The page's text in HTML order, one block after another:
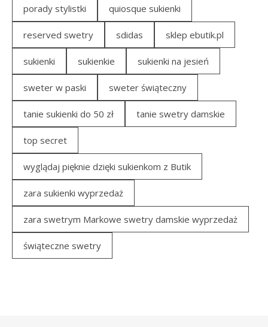
porady stylistki quiosque sukienki
reserved swetry sdidas sklep ebutik.pl
sukienki sukienkie sukienki na jesień
sweter w paski sweter świąteczny
tanie sukienki do 50 zł tanie swetry damskie
top secret
wyglądaj pięknie dzięki sukienkom z Butik
zara sukienki wyprzedaż
zara swetrym Markowe swetry damskie wyprzedaż
świąteczne swetry